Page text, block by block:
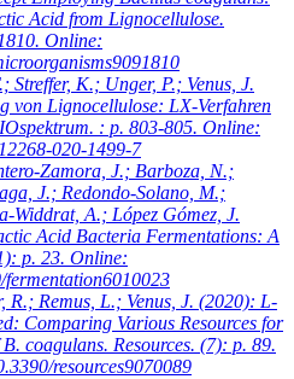
Acid from Lignocellulose.
Online:
Streffer, K.; Unger, P.; Venus, J.
von Lignocellulose: LX-Verfahren
: p. 803-805. Online:
020-1499-7
Zamora, J.; Barboza, N.;
J.; Redondo-Solano, M.;
Widdrat, A.; López Gómez, J.
Acid Bacteria Fermentations: A
p. 23. Online:
R.; Remus, L.; Venus, J. (2020): L-
Comparing Various Resources for
coagulans. Resources. (7): p. 89.
resources9070089